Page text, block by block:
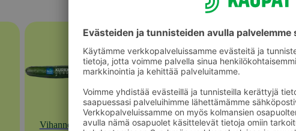
Vihannekset Tomaatit